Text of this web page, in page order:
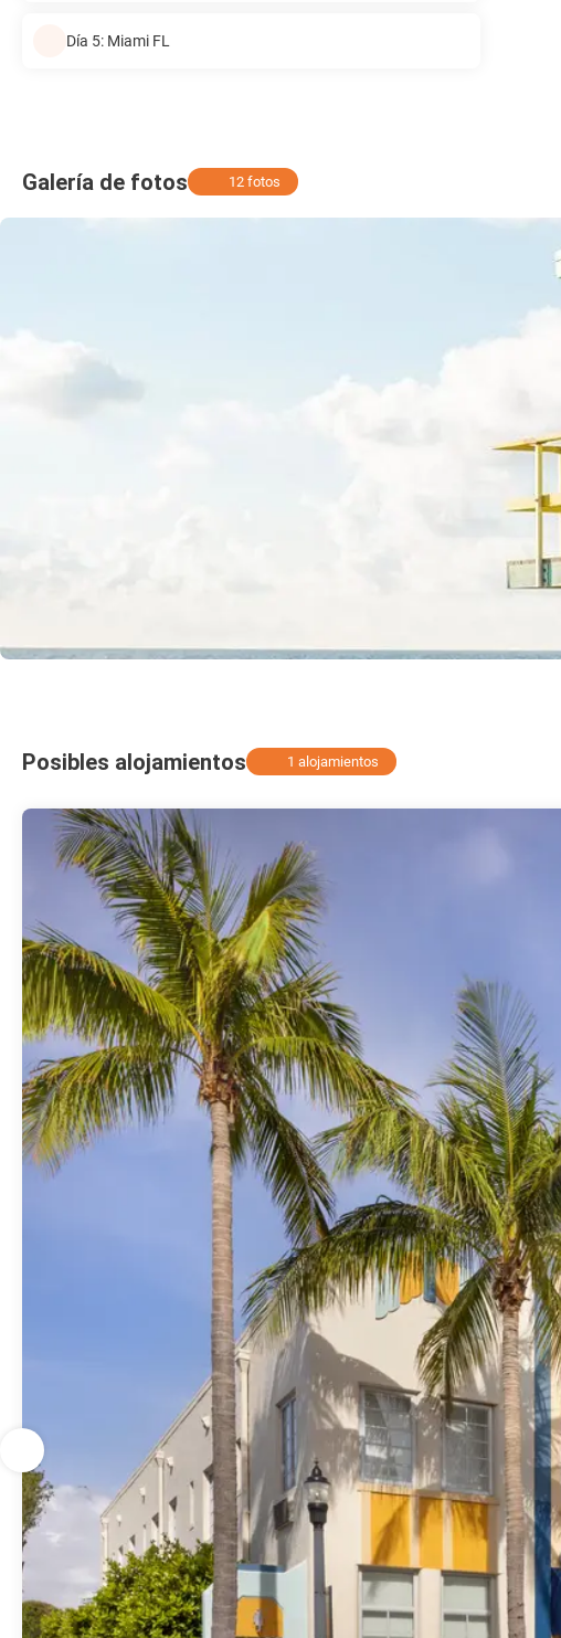
Día 5: Miami FL
Galería de fotos 12 fotos
Posibles alojamientos 1 alojamientos